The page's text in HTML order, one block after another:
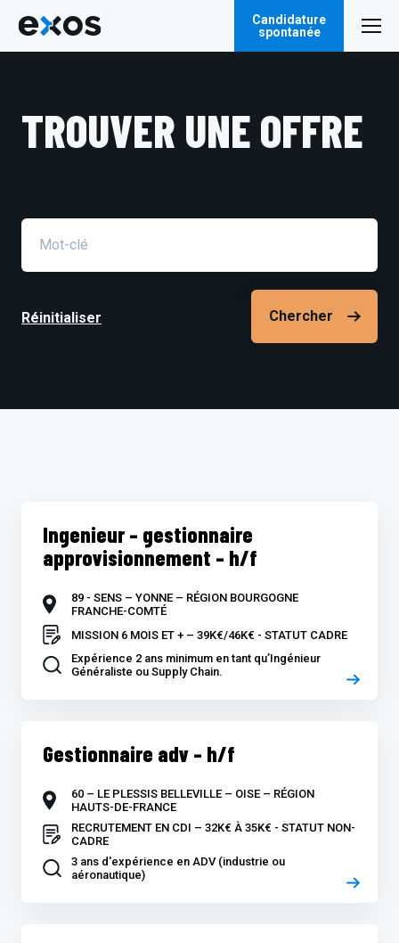
Candidature
spontanée
TROUVER UNE OFFRE
Champ
recherche
Réinitialiser
Ingenieur – gestionnaire
approvisionnement – h/f
89 - SENS – YONNE – RÉGION BOURGOGNE
FRANCHE-COMTÉ
MISSION 6 MOIS ET + – 39K€/46K€ - STATUT CADRE
Expérience 2 ans minimum en tant qu’Ingénieur
Généraliste ou Supply Chain.
Gestionnaire adv – h/f
60 – LE PLESSIS BELLEVILLE – OISE – RÉGION
HAUTS-DE-FRANCE
RECRUTEMENT EN CDI – 32K€ À 35K€ - STATUT NON-
CADRE
3 ans d'expérience en ADV (industrie ou
aéronautique)